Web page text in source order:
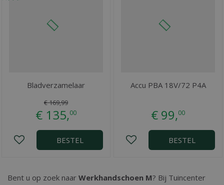
Bladverzamelaar
€169,99
€ 135,00
BESTEL
Accu PBA 18V/72 P4A
€ 99,00
BESTEL
Bent u op zoek naar Werkhandschoen M? Bij Tuincenter